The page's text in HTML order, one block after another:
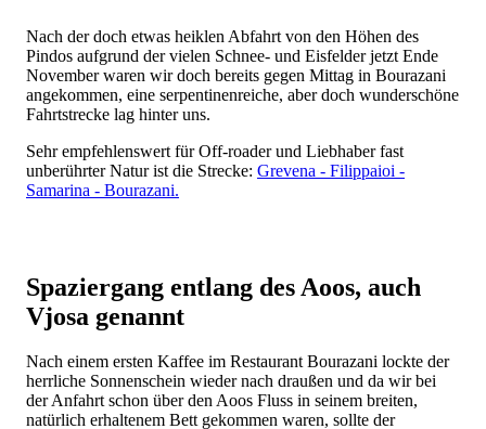
Nach der doch etwas heiklen Abfahrt von den Höhen des
Pindos aufgrund der vielen Schnee- und Eisfelder jetzt Ende
November waren wir doch bereits gegen Mittag in Bourazani
angekommen, eine serpentinenreiche, aber doch wunderschöne
Fahrtstrecke lag hinter uns.
Sehr empfehlenswert für Off-roader und Liebhaber fast
unberührter Natur ist die Strecke: Grevena - Filippaioi -
Samarina - Bourazani.
Spaziergang entlang des Aoos, auch
Vjosa genannt
Nach einem ersten Kaffee im Restaurant Bourazani lockte der
herrliche Sonnenschein wieder nach draußen und da wir bei
der Anfahrt schon über den Aoos Fluss in seinem breiten,
natürlich erhaltenem Bett gekommen waren, sollte der